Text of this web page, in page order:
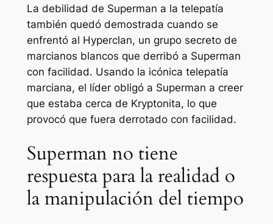
La debilidad de Superman a la telepatía
también quedó demostrada cuando se
enfrentó al Hyperclan, un grupo secreto de
marcianos blancos que derribó a Superman
con facilidad. Usando la icónica telepatía
marciana, el líder obligó a Superman a creer
que estaba cerca de Kryptonita, lo que
provocó que fuera derrotado con facilidad.
Superman no tiene
respuesta para la realidad o
la manipulación del tiempo